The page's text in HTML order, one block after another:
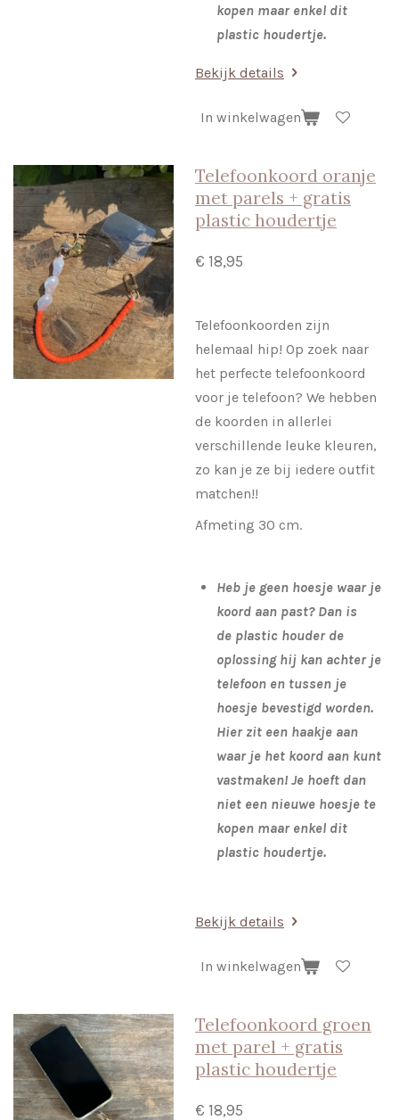
kopen maar enkel dit
plastic houdertje.
Bekijk details
In winkelwagen
Telefoonkoord oranje
met parels + gratis
plastic houdertje
€ 18,95
Telefoonkoorden zijn
helemaal hip! Op zoek naar
het perfecte telefoonkoord
voor je telefoon? We hebben
de koorden in allerlei
verschillende leuke kleuren,
zo kan je ze bij iedere outfit
matchen!!
Afmeting 30 cm.
Heb je geen hoesje waar je
koord aan past? Dan is
de plastic houder de
oplossing hij kan achter je
telefoon en tussen je
hoesje bevestigd worden.
Hier zit een haakje aan
waar je het koord aan kunt
vastmaken! Je hoeft dan
niet een nieuwe hoesje te
kopen maar enkel dit
plastic houdertje.
Bekijk details
In winkelwagen
Telefoonkoord groen
met parel + gratis
plastic houdertje
€ 18,95